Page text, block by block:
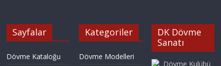
Sayfalar
Dövme Kataloğu
Kategoriler
Dövme Modelleri
DK Dövme
Sanatı